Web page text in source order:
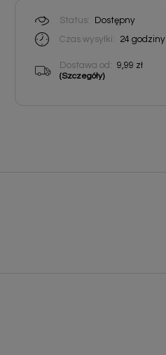
Status:
Dostępny
Czas wysyłki:
24 godziny
Dostawa od: 9,99 zł
(Szczegóły)